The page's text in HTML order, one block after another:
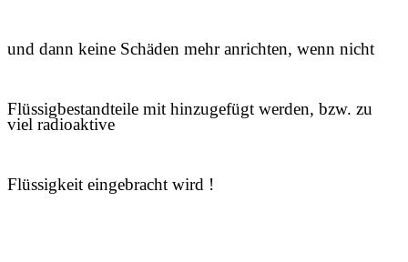
und dann keine Schäden mehr anrichten, wenn nicht
Flüssigbestandteile mit hinzugefügt werden, bzw. zu
viel radioaktive
Flüssigkeit eingebracht wird !